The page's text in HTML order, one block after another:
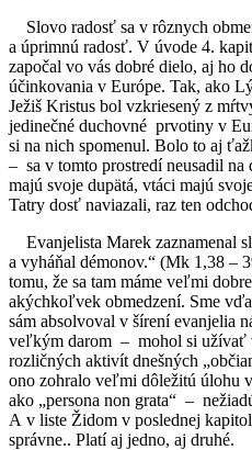
Slovo radosť sa v rôznych
a úprimnú radosť. V úvode 4.
započal vo vás dobré dielo, aj ho
účinkovania v Európe. Tak, ako
Ježiš Kristus bol vzkriesený z
jedinečné duchovné prvotiny v
si na nich spomenul. Bolo to aj
– sa v tomto prostredí neusadil
majú svoje dupätá, vtáci majú
Tatry dosť naviazali, raz ten
Evanjelista Marek zaznamenal
a vyháňal démonov.“ (Mk 1,38 –
tomu, že sa tam máme veľmi
akýchkoľvek obmedzení. Sme
sám absolvoval v šírení evanjelia
veľkým darom – mohol si užívať
rozličných aktivít dnešných
ono zohralo veľmi dôležitú úlohu
ako „persona non grata“ –
A v liste Židom v poslednej
správne.. Platí aj jedno, aj druhé.